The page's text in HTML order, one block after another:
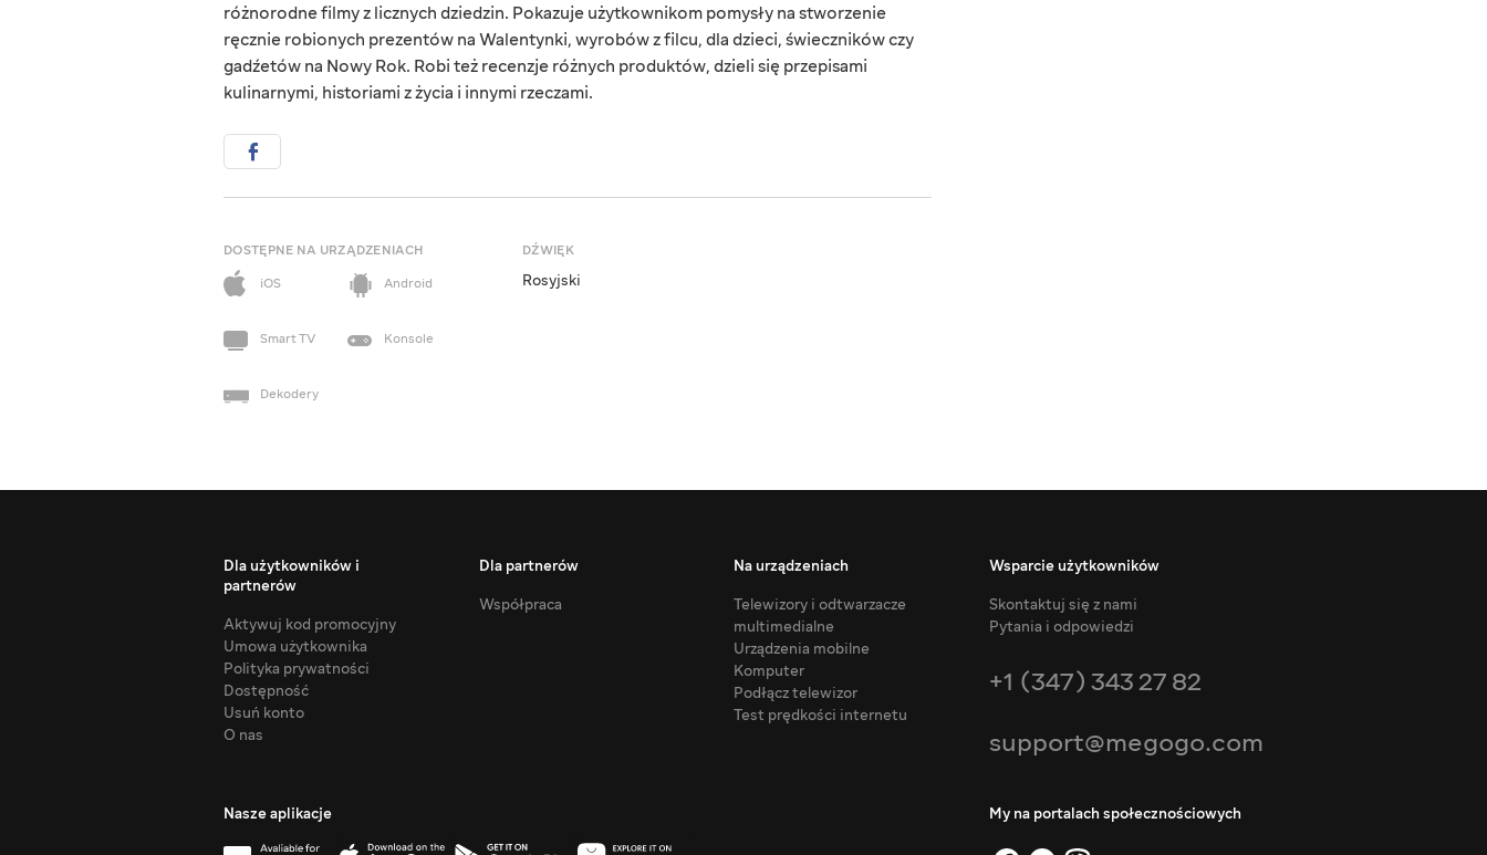
różnorodne filmy z licznych dziedzin. Pokazuje użytkownikom pomysły na stworzenie
ręcznie robionych prezentów na Walentynki, wyrobów z filcu, dla dzieci, świeczników czy
gadźetów na Nowy Rok. Robi też recenzje różnych produktów, dzieli się przepisami
kulinarnymi, historiami z życia i innymi rzeczami.
DOSTĘPNE NA URZĄDZENIACH
iOS
Android
Smart TV Konsole
Dekodery
DŹWIĘK
Rosyjski
Dla użytkowników i
partnerów
Aktywuj kod promocyjny
Umowa użytkownika
Polityka prywatności
Dostępność
Usuń konto
O nas
Dla partnerów
Współpraca
Na urządzeniach
Telewizory i odtwarzacze
multimedialne
Urządzenia mobilne
Komputer
Podłącz telewizor
Test prędkości internetu
Wsparcie użytkowników
Skontaktuj się z nami
Pytania i odpowiedzi
+1 (347) 343 27 82
support@megogo.com
Nasze aplikacje My na portalach społecznościowych